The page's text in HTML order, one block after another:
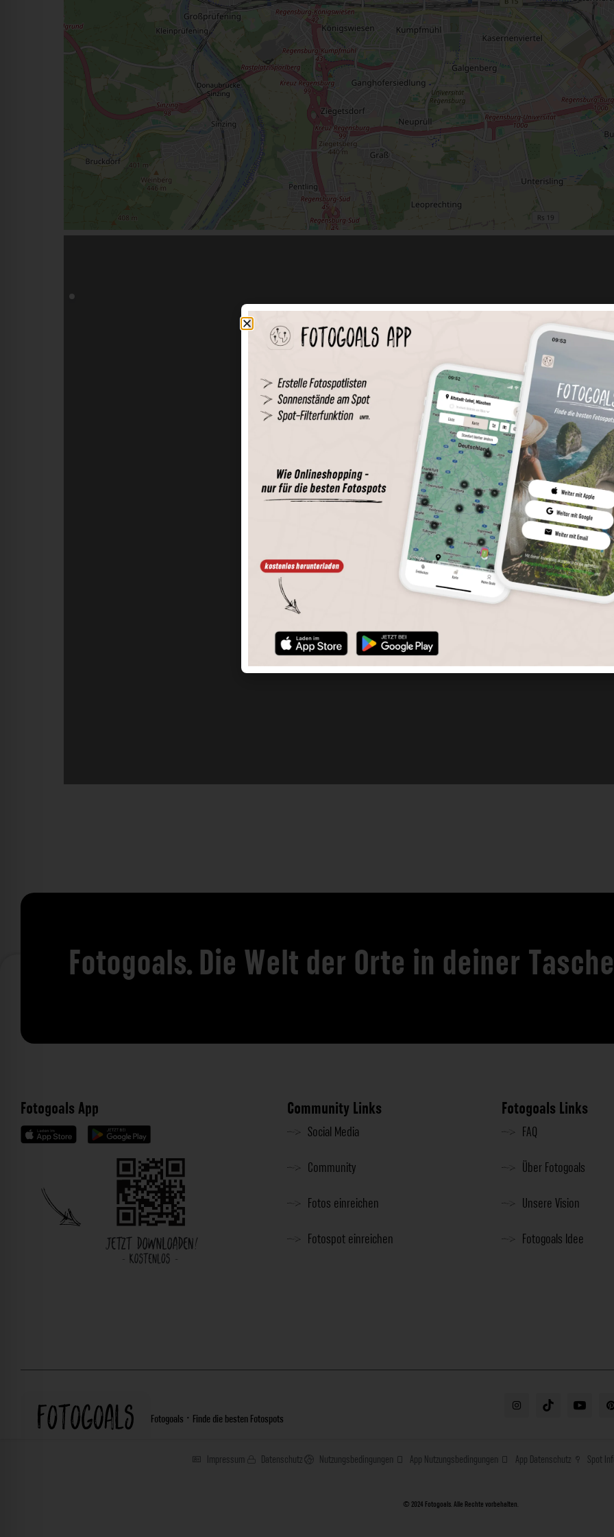
Wird geladen …
Fotogoals. Die Welt der Orte in deiner Tasche
Fotogoals App Community Links
Social Media
Community
Fotos einreichen
Fotospot einreichen
Fotogoals Links
FAQ
Über Fotogoals
Unsere Vision
Fotogoals Idee
Fotogoals · Finde die besten Fotospots
Impressum Datenschutz Nutzungsbedingungen App Nutzungsbedingungen App Datenschutz Spot
© 2024 Fotogoals. Alle Rechte vorbehalten.